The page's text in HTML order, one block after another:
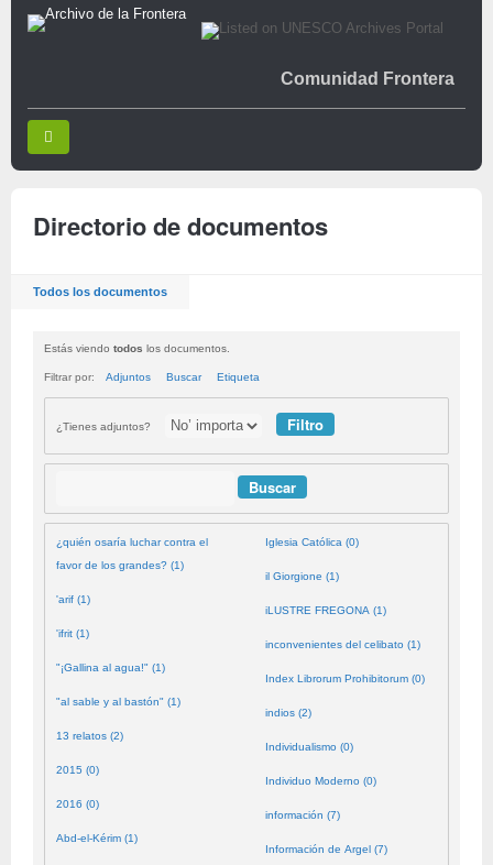
Comunidad Frontera
Directorio de documentos
Todos los documentos
Estás viendo todos los documentos.
Filtrar por: Adjuntos Buscar Etiqueta
¿Tienes adjuntos?
¿quién osaría luchar contra el
favor de los grandes? (1)
'arif (1)
'ifrit (1)
"¡Gallina al agua!" (1)
"al sable y al bastón" (1)
13 relatos (2)
2015 (0)
2016 (0)
Abd-el-Kérim (1)
Iglesia Católica (0)
il Giorgione (1)
iLUSTRE FREGONA (1)
inconvenientes del celibato (1)
Index Librorum Prohibitorum (0)
indios (2)
Individualismo (0)
Individuo Moderno (0)
información (7)
Información de Argel (7)